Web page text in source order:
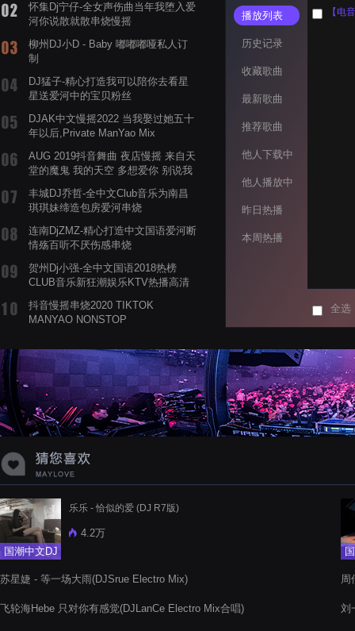
怀集Dj宁仔-全女声伤曲当年我堕入爱
河你说散就散串烧慢摇
柳州DJ小D - Baby 嘟嘟嘟哑私人订
制
DJ猛子-精心打造我可以陪你去看星
星送爱河中的宝贝粉丝
DJAK中文慢摇2022 当我娶过她五十
年以后,Private ManYao Mix
AUG 2019抖音舞曲 夜店慢摇 来自天
堂的魔鬼 我的天空 多想爱你 别说我
丰城DJ乔哲-全中文Club音乐为南昌
琪琪妹缔造包房爱河串烧
连南DjZMZ-精心打造中文国语爱河断
情殇百听不厌伤感串烧
贺州Dj小强-全中文国语2018热榜
CLUB音乐新狂潮娱乐KTV热播高清
抖音慢摇串烧2020 TIKTOK
MANYAO NONSTOP
蝉爸爸妈妈爱存在夏天的风是想你的
声音啊
播放列表
历史记录
收藏歌曲
最新歌曲
推荐歌曲
他人下载中
他人播放中
昨日热播
本周热播
【电
全选
国潮中文DJ
乐乐 - 恰似的爱 (DJ R7版)
4.2万
苏星婕 - 等一场大雨(DJSrue Electro Mix)
飞轮海Hebe 只对你有感觉(DJLanCe Electro Mix合唱)
周
刘